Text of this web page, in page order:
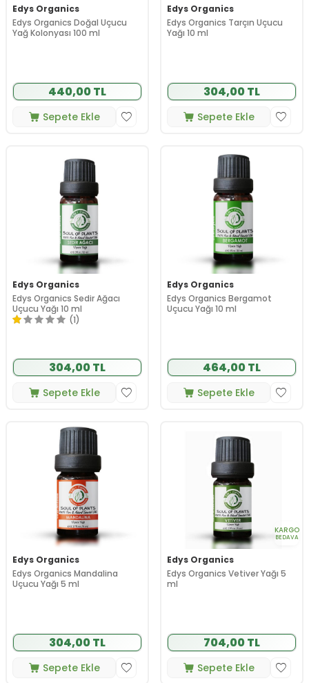
Edys Organics
Edys Organics Doğal Uçucu
Yağ Kolonyası 100 ml
440,00 TL
Sepete Ekle
Edys Organics
Edys Organics Tarçın Uçucu
Yağı 10 ml
304,00 TL
Sepete Ekle
Edys Organics
Edys Organics Sedir Ağacı
Uçucu Yağı 10 ml
(1)
304,00 TL
Sepete Ekle
Edys Organics
Edys Organics Bergamot
Uçucu Yağı 10 ml
464,00 TL
Sepete Ekle
Edys Organics
Edys Organics Mandalina
Uçucu Yağı 5 ml
304,00 TL
Sepete Ekle
KARGO
BEDAVA
Edys Organics
Edys Organics Vetiver Yağı 5
ml
704,00 TL
Sepete Ekle